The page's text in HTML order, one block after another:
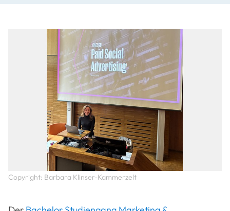
Copyright: Barbara Klinser-Kammerzelt